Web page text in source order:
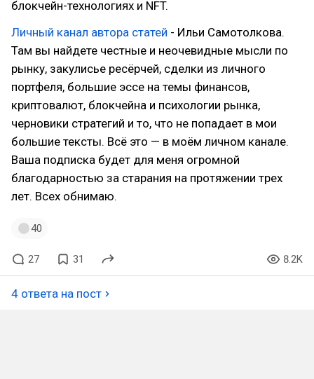
блокчейн-технологиях и NFT.
Личный канал автора статей - Ильи Самотолкова.
Там вы найдете честные и неочевидные мысли по
рынку, закулисье ресёрчей, сделки из личного
портфеля, большие эссе на темы финансов,
криптовалют, блокчейна и психологии рынка,
черновики стратегий и то, что не попадает в мои
большие тексты. Всё это — в моём личном канале.
Ваша подписка будет для меня огромной
благодарностью за старания на протяжении трех
лет. Всех обнимаю.
40
27 31 8.2K
4 ответа на пост